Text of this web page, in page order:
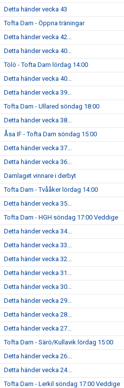
Detta händer vecka 43
Tofta Dam - Öppna träningar
Detta händer vecka 42...
Detta händer vecka 40...
Tölö - Tofta Dam lördag 14:00
Detta händer vecka 40...
Detta händer vecka 39...
Tofta Dam - Ullared söndag 18:00
Detta händer vecka 38...
Åsa IF - Tofta Dam söndag 15:00
Detta händer vecka 37...
Detta händer vecka 36...
Damlaget vinnare i derbyt
Tofta Dam - Tvååker lördag 14:00
Detta händer vecka 35...
Tofta Dam - HGH söndag 17:00 Veddige
Detta händer vecka 34...
Detta händer vecka 33...
Detta händer vecka 32...
Detta händer vecka 31...
Detta händer vecka 30...
Detta händer vecka 29...
Detta händer vecka 28...
Detta händer vecka 27...
Tofta Dam - Särö/Kullavik lördag 15:00
Detta händer vecka 26...
Detta händer vecka 24...
Tofta Dam - Lerkil söndag 17:00 Veddige